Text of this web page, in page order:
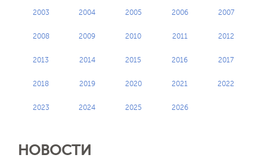
2003 2004 2005 2006 2007
2008 2009 2010 2011 2012
2013 2014 2015 2016 2017
2018 2019 2020 2021 2022
2023 2024 2025 2026
НОВОСТИ